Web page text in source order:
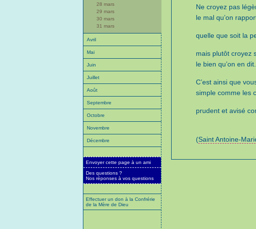
28 mars
29 mars
30 mars
31 mars
Avril
Mai
Juin
Juillet
Août
Septembre
Octobre
Novembre
Décembre
Envoyer cette page à un ami
Des questions ?
Nos réponses à vos questions
Effectuer un don à la Confrérie
de la Mère de Dieu
Ne croyez pas
le mal qu’on
quelle que soit la
mais plutôt croyez
le bien qu’on en dit.
C’est ainsi que
simple comme les
prudent et avisé
(Saint Antoine-